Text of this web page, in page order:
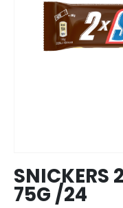
images
gallery
SNICKERS
75G /24